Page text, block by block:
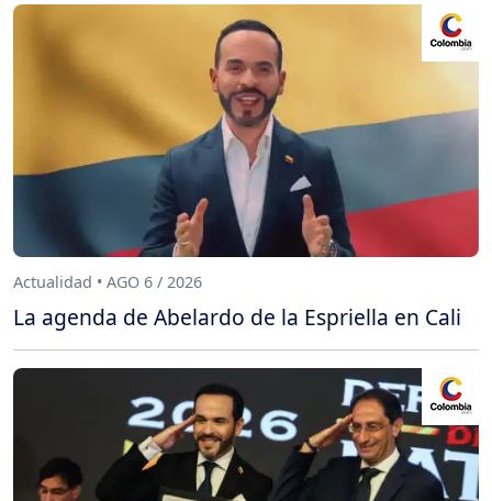
Actualidad • AGO 6 / 2026
La agenda de Abelardo de la Espriella en Cali